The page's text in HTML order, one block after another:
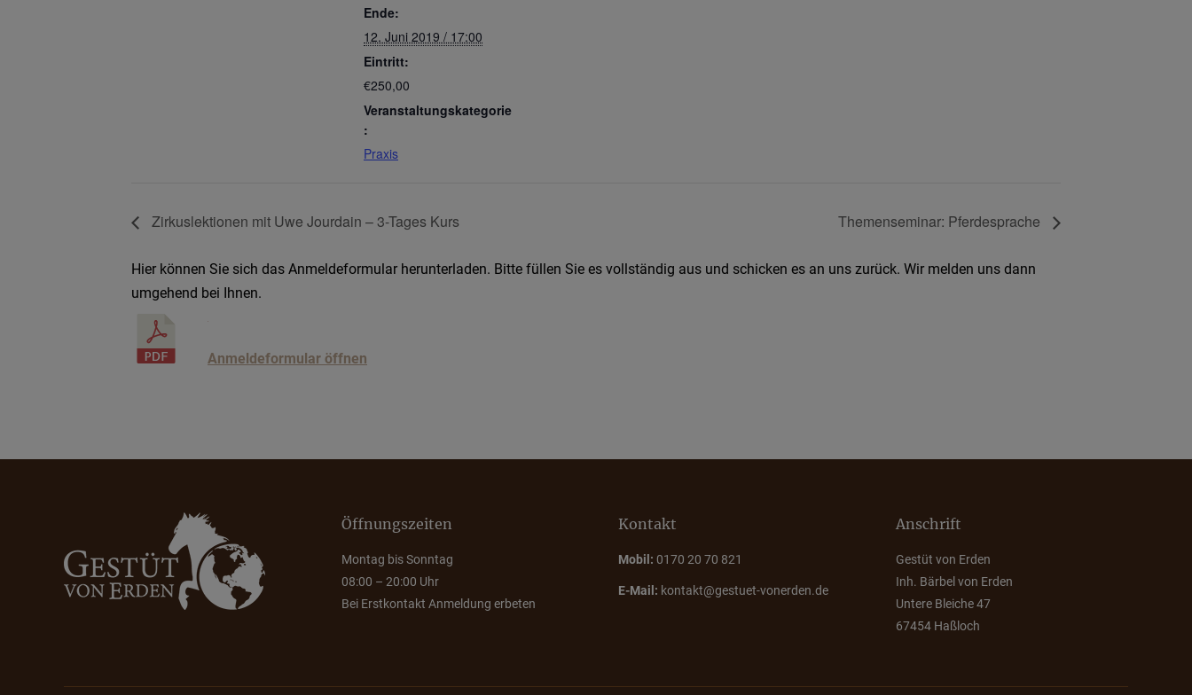
Ende:
12. Juni 2019 / 17:00
Eintritt:
€250,00
Veranstaltungskategorie
:
Praxis
Zirkuslektionen mit Uwe Jourdain – 3-Tages Kurs Themenseminar: Pferdesprache
Hier können Sie sich das Anmeldeformular herunterladen. Bitte füllen Sie es vollständig aus und schicken es an uns zurück. Wir melden uns dann
umgehend bei Ihnen.
Anmeldeformular öffnen
Öffnungszeiten
Montag bis Sonntag
08:00 – 20:00 Uhr
Bei Erstkontakt Anmeldung erbeten
Kontakt
Mobil: 0170 20 70 821
E-Mail: kontakt@gestuet-vonerden.de
Anschrift
Gestüt von Erden
Inh. Bärbel von Erden
Untere Bleiche 47
67454 Haßloch